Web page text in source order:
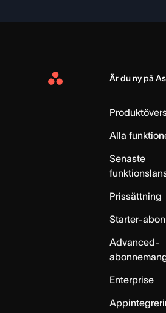
Asana
Är du ny på
Alla
Senaste
Prissättning
Starter-
Advanced-
Enterprise